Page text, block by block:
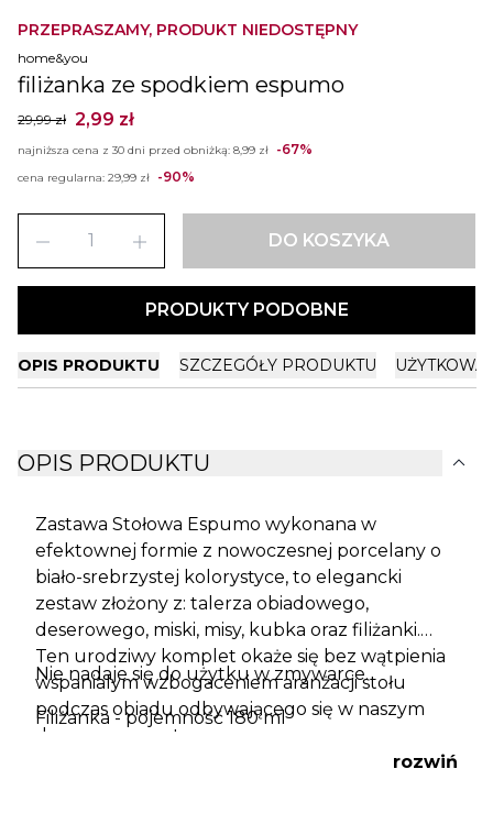
PRZEPRASZAMY, PRODUKT NIEDOSTĘPNY
home&you
filiżanka ze spodkiem espumo
29,99 zł 2,99 zł
najniższa cena z 30 dni przed obniżką: 8,99 zł -67%
cena regularna: 29,99 zł -90%
remove add DO KOSZYKA
PRODUKTY PODOBNE
OPIS PRODUKTU SZCZEGÓŁY PRODUKTU
OPIS PRODUKTU expand_more
Zastawa Stołowa Espumo wykonana w
efektownej formie z nowoczesnej porcelany o
biało-srebrzystej kolorystyce, to elegancki
zestaw złożony z: talerza obiadowego,
deserowego, miski, misy, kubka oraz filiżanki.
Ten urodziwy komplet okaże się bez wątpienia
wspanialym wzbogaceniem aranżacji stołu
podczas obiadu odbywającego się w naszym
domowym wnętrzu.
Nie nadaje się do użytku w zmywarce.
Filiżanka - pojemność 180 ml
rozwiń